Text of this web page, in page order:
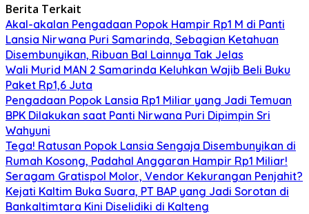
Berita Terkait
Akal-akalan Pengadaan Popok Hampir Rp1 M di Panti
Lansia Nirwana Puri Samarinda, Sebagian Ketahuan
Disembunyikan, Ribuan Bal Lainnya Tak Jelas
Wali Murid MAN 2 Samarinda Keluhkan Wajib Beli Buku
Paket Rp1,6 Juta
Pengadaan Popok Lansia Rp1 Miliar yang Jadi Temuan
BPK Dilakukan saat Panti Nirwana Puri Dipimpin Sri
Wahyuni
Tega! Ratusan Popok Lansia Sengaja Disembunyikan di
Rumah Kosong, Padahal Anggaran Hampir Rp1 Miliar!
Seragam Gratispol Molor, Vendor Kekurangan Penjahit?
Kejati Kaltim Buka Suara, PT BAP yang Jadi Sorotan di
Bankaltimtara Kini Diselidiki di Kalteng